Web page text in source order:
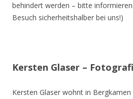
behindert werden – bitte
Besuch sicherheitshalber bei uns!)
Kersten Glaser –
Kersten Glaser wohnt in